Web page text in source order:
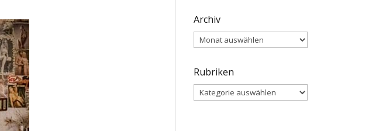
Archiv
Archiv
Rubriken
Rubriken